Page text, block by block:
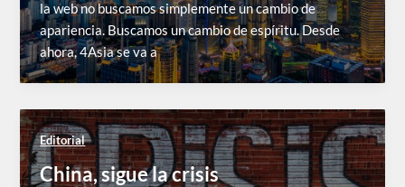
la web no buscamos simplemente un cambio de
apariencia. Buscamos un cambio de espíritu. Desde
ahora, 4Asia se va a
Editorial
China, sigue la crisis